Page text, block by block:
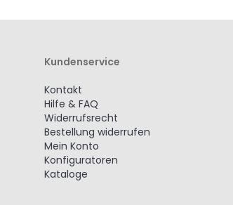
Kundenservice
Kontakt
Hilfe & FAQ
Widerrufsrecht
Bestellung widerrufen
Mein Konto
Konfiguratoren
Kataloge